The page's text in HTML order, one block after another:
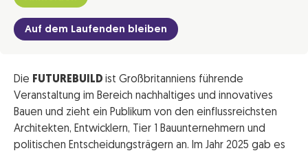
Auf dem Laufenden bleiben
Die FUTUREBUILD ist Großbritanniens führende
Veranstaltung im Bereich nachhaltiges und innovatives
Bauen und zieht ein Publikum von den einflussreichsten
Architekten, Entwicklern, Tier 1 Bauunternehmern und
politischen Entscheidungsträgern an. Im Jahr 2025 gab es